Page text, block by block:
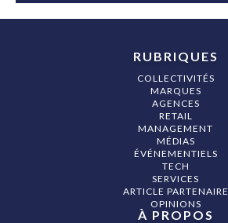
RUBRIQUES
COLLECTIVITÉS
MARQUES
AGENCES
RETAIL
MANAGEMENT
MÉDIAS
ÉVÉNEMENTIELS
TECH
SERVICES
ARTICLE PARTENAIRE
OPINIONS
À PROPOS